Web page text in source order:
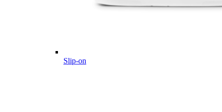
Slip-on